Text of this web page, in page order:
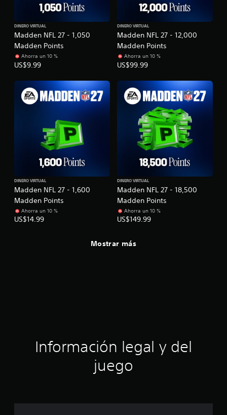
Madden NFL 27 - 1,050
Madden Points
DINERO VIRTUAL
Ahorra un 10 %
US$9.99
Madden NFL 27 - 12,000
Madden Points
DINERO VIRTUAL
Ahorra un 10 %
US$99.99
Madden NFL 27 - 1,600
Madden Points
DINERO VIRTUAL
Ahorra un 10 %
US$14.99
Madden NFL 27 - 18,500
Madden Points
DINERO VIRTUAL
Ahorra un 10 %
US$149.99
Mostrar más
Información legal y del
juego